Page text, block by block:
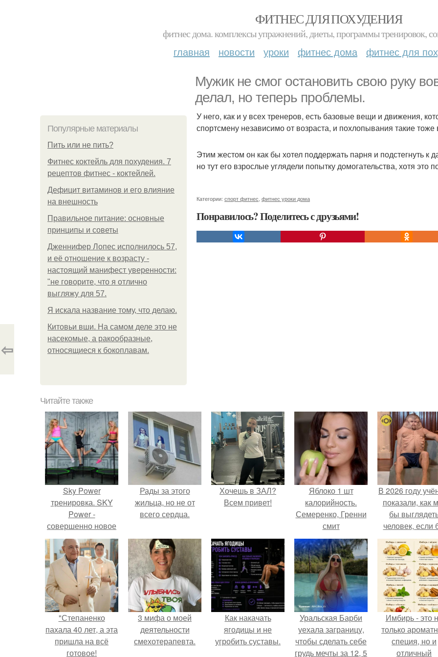
ФИТНЕС ДЛЯ ПОХУДЕНИЯ
фитнес дома. комплексы упражнений, диеты, программы тренировок,
главная новости уроки фитнес дома фитнес для
Мужик не смог остановить свою руку
делал, но теперь проблемы.
Популярные материалы
Пить или не пить?
Фитнес коктейль для похудения. 7
рецептов фитнес - коктейлей.
Дефицит витаминов и его влияние
на внешность
Правильное питание: основные
принципы и советы
Дженнифер Лопес исполнилось 57,
и её отношение к возрасту -
настоящий манифест уверенности:
"не говорите, что я отлично
выгляжу для 57.
Я искала название тому, что делаю.
Китовьи вши. На самом деле это не
насекомые, а ракообразные,
относящиеся к бокоплавам.
У него, как и у всех тренеров, есть базовые вещи и движения,
спортсмену независимо от возраста, и похлопывания такие тоже
Этим жестом он как бы хотел поддержать парня и подстегнуть к
но тут его взрослые углядели попытку домогательства, хотя это
Категории: спорт фитнес фитнес уроки дома
Понравилось? Поделитесь с друзьями!
⇦
Читайте также
Sky Power
тренировка. SKY
Power -
совершенно новое
и эффективное
направление в
фитнесе.
Рады за этого
жильца, но не от
всего сердца.
Хочешь в ЗАЛ?
Всем привет!
Яблоко 1 шт
калорийность.
Семеренко, Гренни
смит
В 2026 году
показали, как
бы
человек, если
его тело
специально
выживания в
"Степаненко
пахала 40 лет, а эта
пришла на всё
готовое!
3 мифа о моей
деятельности
смехотерапевта.
Как накачать
ягодицы и не
угробить суставы.
Уральская Барби
уехала заграницу,
чтобы сделать себе
грудь мечты за 12, 5
Имбирь - это
только
специя, но и
отличный